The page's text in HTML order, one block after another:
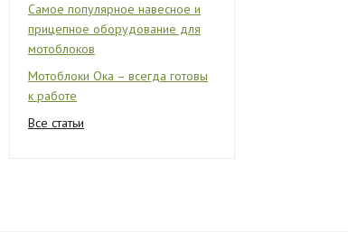
Самое популярное навесное и
прицепное оборудование для
мотоблоков
Мотоблоки Ока – всегда готовы
к работе
Все статьи